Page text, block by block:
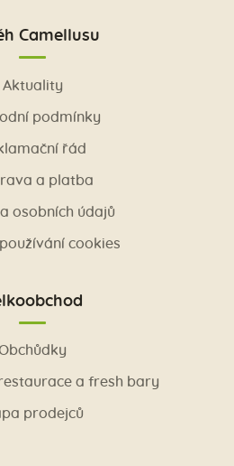
Camellusu
Aktuality
podmínky
řád
a platba
osobních údajů
cookies
a fresh bary
prodejců